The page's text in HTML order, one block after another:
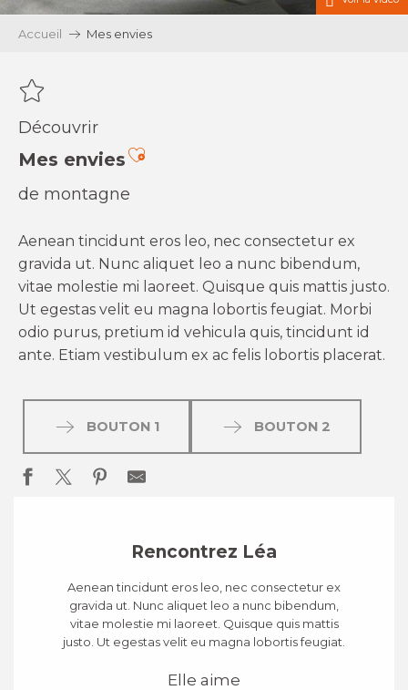
Accueil Mes envies
Découvrir
Mes enviesAjouter aux favoris
de montagne
Aenean tincidunt eros leo, nec consectetur ex
gravida ut. Nunc aliquet leo a nunc bibendum,
vitae molestie mi laoreet. Quisque quis mattis justo.
Ut egestas velit eu magna lobortis feugiat. Morbi
odio purus, pretium id vehicula quis, tincidunt id
ante. Etiam vestibulum ex ac felis lobortis placerat.
BOUTON 1 BOUTON 2
Rencontrez Léa
Aenean tincidunt eros leo, nec consectetur ex
gravida ut. Nunc aliquet leo a nunc bibendum,
vitae molestie mi laoreet. Quisque quis mattis
justo. Ut egestas velit eu magna lobortis feugiat.
Elle aime